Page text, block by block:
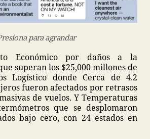
para agrandar
Económico por daños a la
superan los $25,000 millones de
Logístico donde Cerca de 4.2
fueron afectados por retrasos
de vuelos. Y Temperaturas
que se desplomaron
bajo cero, con 24 estados en